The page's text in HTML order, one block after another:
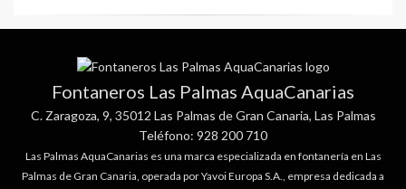
Fontaneros Las Palmas AquaCanarias
C. Zaragoza, 9, 35012 Las Palmas de Gran Canaria, Las Palmas
Teléfono: 928 200 710
Las Palmas AquaCanarias es una marca especializada en fontanería en Las
Palmas de Gran Canaria, operada por Yavoi Europa S.A., empresa dedicada a